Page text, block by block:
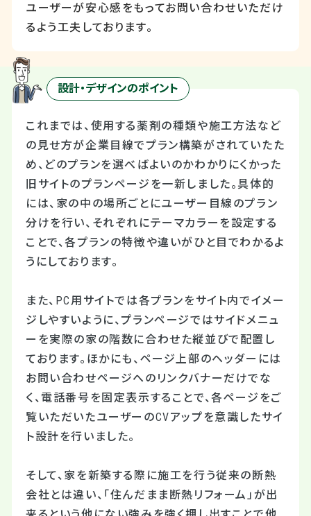
ユーザーが安心感をもってお問い合わせいただけ
るよう工夫しております。
設計・デザインのポイント
これまでは、使用する薬剤の種類や施工方法など
の見せ方が企業目線でプラン構築がされていたた
め、どのプランを選べばよいのかわかりにくかった
旧サイトのプランページを一新しました。具体的
には、家の中の場所ごとにユーザー目線のプラン
分けを行い、それぞれにテーマカラーを設定する
ことで、各プランの特徴や違いがひと目でわかるよ
うにしております。
また、PC用サイトでは各プランをサイト内でイメー
ジしやすいように、プランページではサイドメニュ
ーを実際の家の階数に合わせた縦並びで配置し
ております。ほかにも、ページ上部のヘッダーには
お問い合わせページへのリンクバナーだけでな
く、電話番号を固定表示することで、各ページをご
覧いただいたユーザーのCVアップを意識したサイ
ト設計を行いました。
そして、家を新築する際に施工を行う従来の断熱
会社とは違い、「住んだまま断熱リフォーム」が出